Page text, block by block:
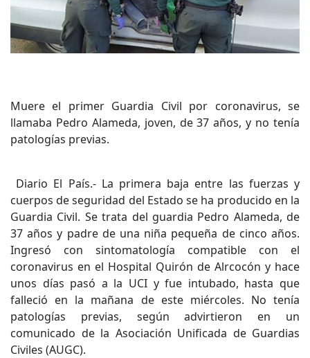
Muere el primer Guardia Civil por coronavirus, se
llamaba Pedro Alameda, joven, de 37 años, y no tenía
patologías previas.
Diario El País.- La primera baja entre las fuerzas y
cuerpos de seguridad del Estado se ha producido en la
Guardia Civil. Se trata del guardia Pedro Alameda, de
37 años y padre de una niña pequeña de cinco años.
Ingresó con sintomatología compatible con el
coronavirus en el Hospital Quirón de Alrcocón y hace
unos días pasó a la UCI y fue intubado, hasta que
falleció en la mañana de este miércoles. No tenía
patologías previas, según advirtieron en un
comunicado de la Asociación Unificada de Guardias
Civiles (AUGC).